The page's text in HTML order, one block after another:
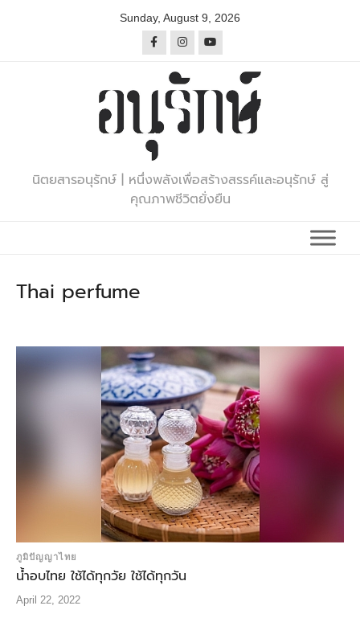
Sunday, August 9, 2026
นิตยสารอนุรักษ์ | หนึ่งพลังเพื่อสร้างสรรค์และอนุรักษ์ สู่
คุณภาพชีวิตยั่งยืน
Thai perfume
ภูมิปัญญาไทย
น้ำอบไทย ใช้ได้ทุกวัย ใช้ได้ทุกวัน
April 22, 2022